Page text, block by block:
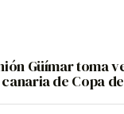
Güímar toma
de Copa